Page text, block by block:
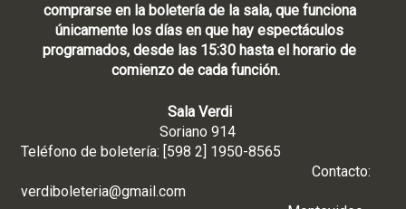
comprarse en la boletería de la sala, que funciona
únicamente los días en que hay espectáculos
programados, desde las 15:30 hasta el horario de
comienzo de cada función.
Sala Verdi
Soriano 914
Teléfono de boletería: [598 2] 1950-8565
Contacto:
verdiboleteria@gmail.com